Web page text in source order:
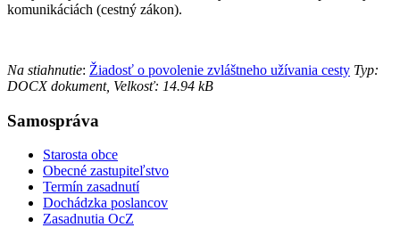
komunikáciách (cestný zákon).
Na stiahnutie: Žiadosť o povolenie zvláštneho užívania cesty Typ:
DOCX dokument, Velkosť: 14.94 kB
Samospráva
Starosta obce
Obecné zastupiteľstvo
Termín zasadnutí
Dochádzka poslancov
Zasadnutia OcZ